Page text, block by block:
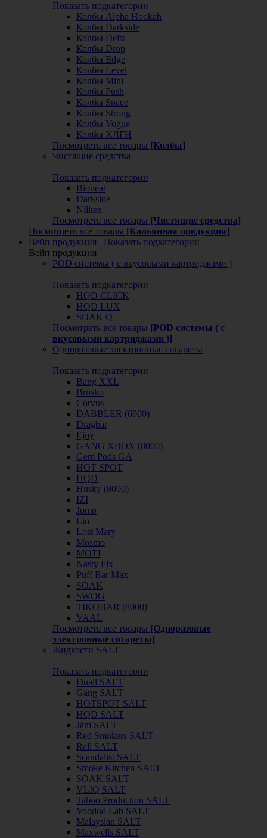
Показать подкатегории
Колбы Alpha Hookah
Колбы Darkside
Колбы Delta
Колбы Drop
Колбы Edge
Колбы Level
Колбы Mini
Колбы Push
Колбы Space
Колбы Strong
Колбы Vogue
Колбы ХЛГН
Посмотреть все товары [Колбы]
Чистящие средства
Показать подкатегории
Bioneat
Darkside
Nilitex
Посмотреть все товары [Чистящие средства]
Посмотреть все товары [Кальянная продукция]
Вейп продукция
Показать подкатегории
Вейп продукция
POD системы ( с вкусовыми картриджами )
Показать подкатегории
HQD CLICK
HQD LUX
SOAK Q
Посмотреть все товары [POD системы ( с
вкусовыми картриджами )]
Одноразовые электронные сигареты
Показать подкатегории
Bang XXL
Brusko
Corvus
DABBLER (6000)
Dragbar
Ejoy
GANG XBOX (8000)
Gem Pods GA
HOT SPOT
HQD
Husky (8000)
IZI
Jomo
Lio
Lost Mary
Mosmo
MOTI
Nasty Fix
Puff Bar Max
SOAK
SWOG
TIKOBAR (8000)
VAAL
Посмотреть все товары [Одноразовые
электронные сигареты]
Жидкости SALT
Показать подкатегории
Duall SALT
Gang SALT
HOTSPOT SALT
HQD SALT
Jam SALT
Red Smokers SALT
Rell SALT
Scandalist SALT
Smoke Kitchen SALT
SOAK SALT
VLIQ SALT
Taboo Production SALT
Voodoo Lab SALT
Malaysian SALT
Maxwells SALT